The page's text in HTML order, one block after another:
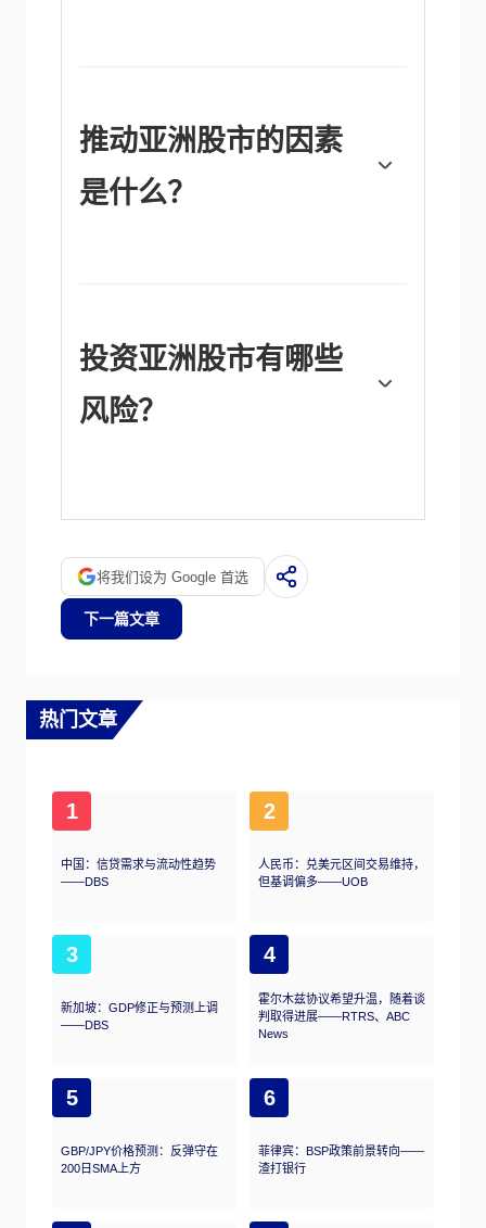
业关键中心的领先股市。中国和日本的制造业
规模也很大，重点是汽车生产和电子产品。在
中国和印度等国，不断壮大的中产阶级也让专
注于零售和电子商务的公司越来越受到重视。
推动亚洲股市的因素
是什么？
策，也是重要的因素。更广泛地说，政治稳
定、技术进步或法治也会影响股市。美国股指
的表现也是一个因素，因为亚洲股市往往会在
一夜之间领先于华尔街股市。最后，市场上更
投资亚洲股市有哪些
风险？
广泛的政治制度，从完全民主到独裁，因此它
的要求可能存在很大差异。贸易争端或领土冲
突等地缘政治事件可能导致股市波动，自然灾
害也是如此。此外，货币波动也会对亚洲股票
市场的估值产生影响。在出口导向型经济体中
将我们设为 Google 首选
下一篇文章
热门文章
1
中国：信贷需求与流动性趋势
——DBS
2
人民币：兑美元区间交易维持，
但基调偏多——UOB
3
新加坡：GDP修正与预测上调
——DBS
4
霍尔木兹协议希望升温，随着谈
判取得进展——RTRS、ABC
News
5
GBP/JPY价格预测：反弹守在
200日SMA上方
6
菲律宾：BSP政策前景转向——
渣打银行